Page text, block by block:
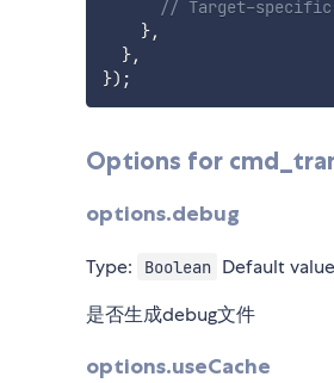
// Target-
},
},
}) ;
Options for
options.debug
Type: Boolean Default
是否生成debug文件
options.useCache